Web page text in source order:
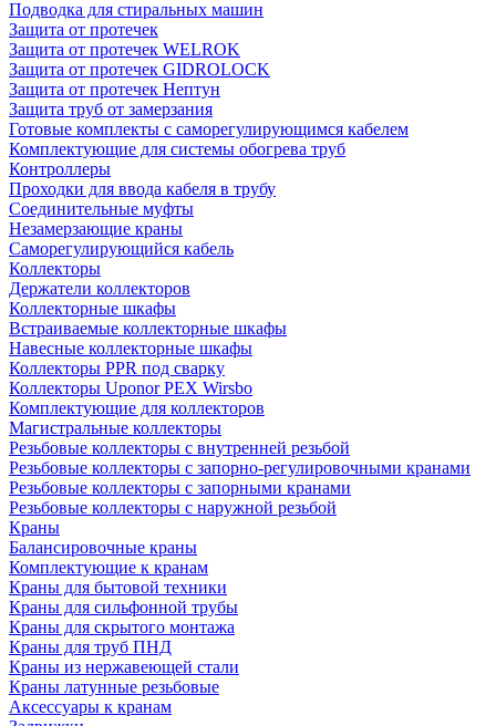
Подводка для стиральных машин
Защита от протечек
Защита от протечек WELROK
Защита от протечек GIDROLOCK
Защита от протечек Нептун
Защита труб от замерзания
Готовые комплекты с саморегулирующимся кабелем
Комплектующие для системы обогрева труб
Контроллеры
Проходки для ввода кабеля в трубу
Соединительные муфты
Незамерзающие краны
Саморегулирующийся кабель
Коллекторы
Держатели коллекторов
Коллекторные шкафы
Встраиваемые коллекторные шкафы
Навесные коллекторные шкафы
Коллекторы PPR под сварку
Коллекторы Uponor PEX Wirsbo
Комплектующие для коллекторов
Магистральные коллекторы
Резьбовые коллекторы с внутренней резьбой
Резьбовые коллекторы с запорно-регулировочными кранами
Резьбовые коллекторы с запорными кранами
Резьбовые коллекторы с наружной резьбой
Краны
Балансировочные краны
Комплектующие к кранам
Краны для бытовой техники
Краны для сильфонной трубы
Краны для скрытого монтажа
Краны для труб ПНД
Краны из нержавеющей стали
Краны латунные резьбовые
Аксессуары к кранам